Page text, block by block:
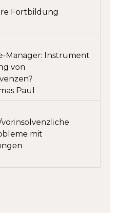
Fortbildung
Manager: Instrument
von
Paul
mit